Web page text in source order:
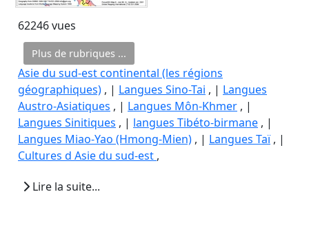
62246 vues
Plus de rubriques ...
Asie du sud-est continental (les régions
géographiques) , | Langues Sino-Tai , | Langues
Austro-Asiatiques , | Langues Môn-Khmer , |
Langues Sinitiques , | langues Tibéto-birmane , |
Langues Miao-Yao (Hmong-Mien) , | Langues Taï, |
Cultures d Asie du sud-est ,
Lire la suite...